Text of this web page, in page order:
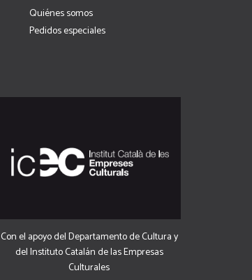
Quiénes somos
Pedidos especiales
Con el apoyo del Departamento de Cultura y
del Instituto Catalán de las Empresas
Culturales